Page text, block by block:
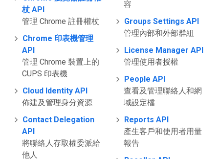
杖 API
管理 Chrome 註冊權杖
Chrome 印表機管理
API
管理 Chrome 裝置上的
CUPS 印表機
Cloud Identity API
佈建及管理身分資源
Contact Delegation
API
將聯絡人存取權委派給
他人
容
Groups Settings API
管理內部和外部群組
License Manager API
管理使用者授權
People API
查看及管理聯絡人和網
域設定檔
Reports API
產生客戶和使用者用量
報告